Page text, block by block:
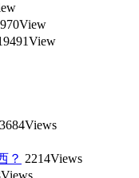
3684Views
？ 2214Views